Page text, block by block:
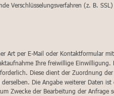
Verschlüsselungsverfahren (z. B.
Art per E-Mail oder Kontaktformular
Ihre freiwillige
Diese dient der Zuordnung
Die Angabe weiterer Daten
Zwecke der Bearbeitung der